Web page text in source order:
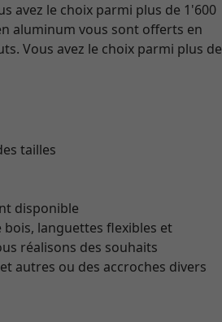
avez le choix parmi plus de 1'600
aluminum vous sont offerts en
Vous avez le choix parmi plus de
tailles
disponible
languettes flexibles et
réalisons des souhaits
autres ou des accroches divers